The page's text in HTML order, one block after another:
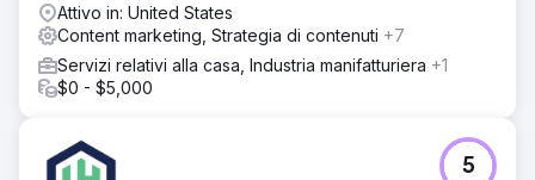
Attivo in: United States
Content marketing, Strategia di contenuti +7
Servizi relativi alla casa, Industria manifatturiera +1
$0 - $5,000
5